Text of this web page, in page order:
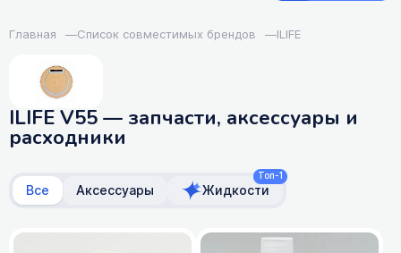
Главная —Список совместимых брендов —ILIFE
ILIFE V55 — запчасти, аксессуары и
расходники
Все Аксессуары
Топ-1
Жидкости